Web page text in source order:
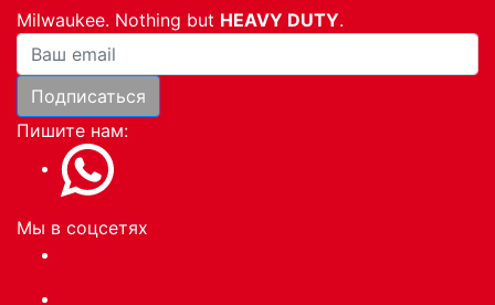
Milwaukee. Nothing but HEAVY DUTY.
Ваша почта
Подписаться
Пишите нам:
Мы в соцсетях